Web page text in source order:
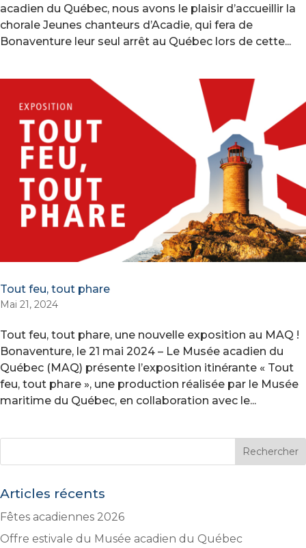
acadien du Québec, nous avons le plaisir d’accueillir la
chorale Jeunes chanteurs d’Acadie, qui fera de
Bonaventure leur seul arrêt au Québec lors de cette...
Tout feu, tout phare
Mai 21, 2024
Tout feu, tout phare, une nouvelle exposition au MAQ !
Bonaventure, le 21 mai 2024 – Le Musée acadien du
Québec (MAQ) présente l’exposition itinérante « Tout
feu, tout phare », une production réalisée par le Musée
maritime du Québec, en collaboration avec le...
Articles récents
Fêtes acadiennes 2026
Offre estivale du Musée acadien du Québec